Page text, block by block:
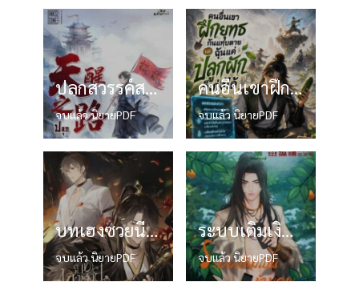
ปลุกสวรรค์สยบปฐพี (天醒之路)
จบแล้ว นิยายPDF
คนอื่นเขาฝึกยุทธกันแทบตาย แต่ฉันแค่ปลูกผักก็เก่งได้
จบแล้ว นิยายPDF
บทเฮงซวยนี้ไม่ขอรับไว้
จบแล้ว นิยายPDF
ระบบเติมเงินข้ามภพ
จบแล้ว นิยายPDF